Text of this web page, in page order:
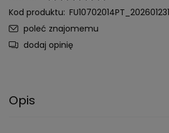
Kod produktu:
poleć znajomemu
dodaj opinię
Opis